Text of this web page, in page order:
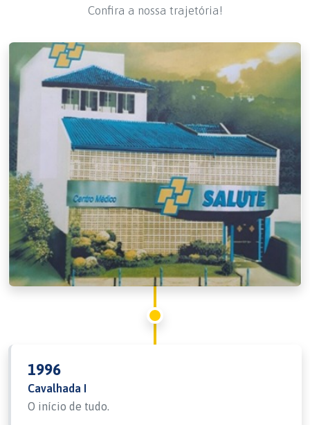
Confira a nossa trajetória!
1996
Cavalhada I
O início de tudo.